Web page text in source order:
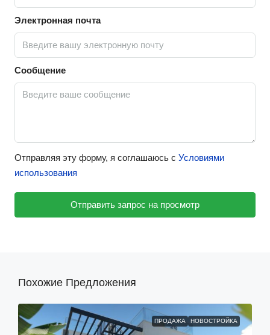
Электронная почта
Сообщение
Отправляя эту форму, я соглашаюсь с Условиями
использования
Отправить запрос на просмотр
Похожие Предложения
ПРОДАЖА НОВОСТРОЙКА